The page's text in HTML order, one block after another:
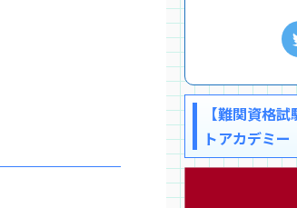
【難関資格
トアカデミー